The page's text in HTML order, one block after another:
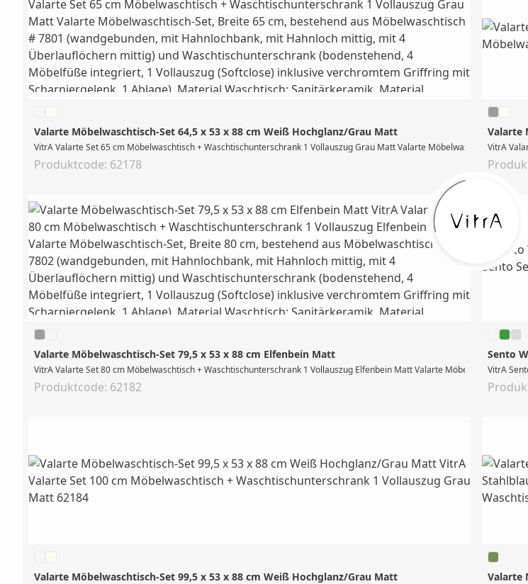
Valarte Möbelwaschtisch-Set 64,5 x 53 x 88 cm Weiß Hochglanz/Grau Matt
VitrA Valarte Set 65 cm Möbelwaschtisch + Waschtischunterschrank 1 Vollauszug Grau Matt Valarte Möbelwaschtisch-
Produktcode: 62178
Valarte
VitrA
Valarte Möbelwaschtisch-Set 79,5 x 53 x 88 cm Elfenbein Matt
VitrA Valarte Set 80 cm Möbelwaschtisch +
Produktcode: 62182
Sento
VitrA
Valarte Möbelwaschtisch-Set 99,5 x 53 x 88 cm Weiß Hochglanz/Grau Matt Valarte